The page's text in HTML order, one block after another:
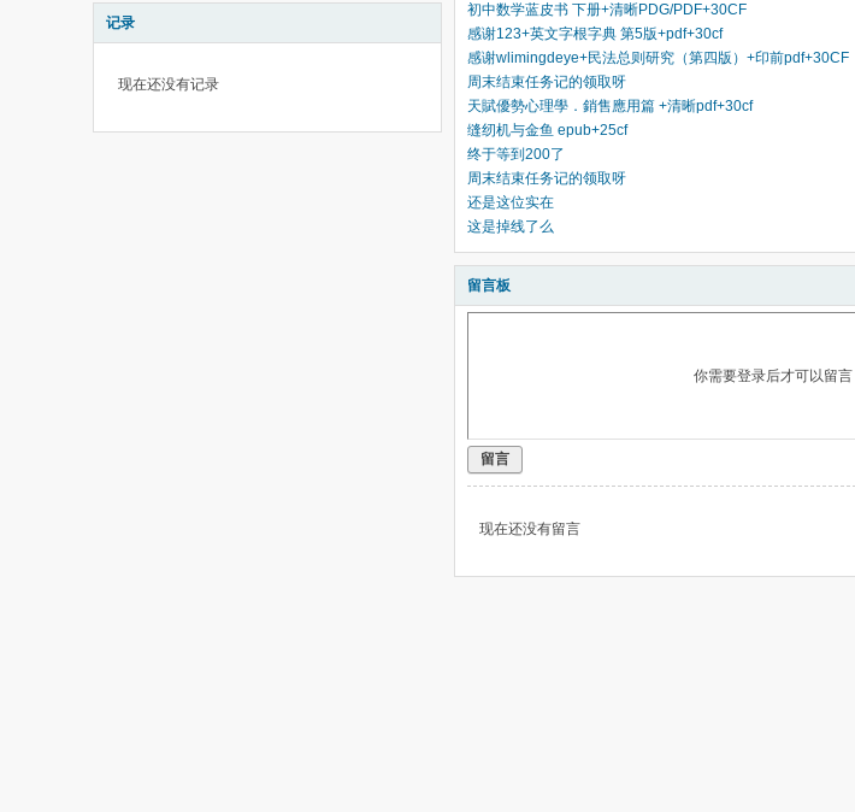
记录
现在还没有记录
初中数学蓝皮书 下册+清晰PDG/PDF+30CF
感谢123+英文字根字典 第5版+pdf+30cf
感谢wlimingdeye+民法总则研究（第四版）+印前pdf+30CF
周末结束任务记的领取呀
天賦優勢心理學．銷售應用篇 +清晰pdf+30cf
缝纫机与金鱼 epub+25cf
终于等到200了
周末结束任务记的领取呀
还是这位实在
这是掉线了么
留言板
你需要登录后才可以留言
留言
现在还没有留言